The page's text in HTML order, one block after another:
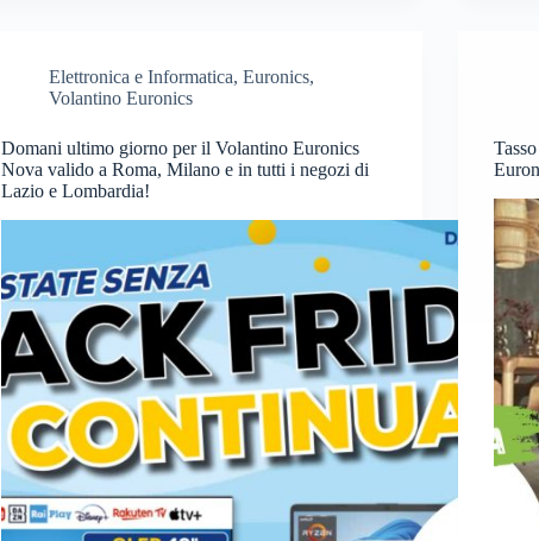
Elettronica e Informatica,Euronics,
Volantino Euronics
Domani ultimo giorno per il Volantino Euronics
Nova valido a Roma, Milano e in tutti i negozi di
Lazio e Lombardia!